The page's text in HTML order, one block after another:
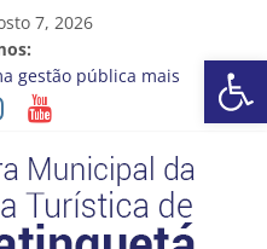
Barra de Ferramentas Aberta
7, 2026
gestão pública mais
mais perto do que você
novo cronograma dos